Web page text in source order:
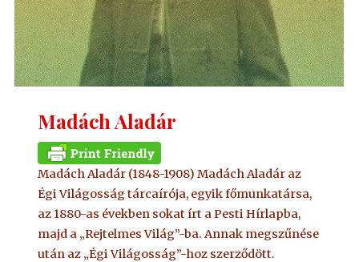
Madách Aladár
Madách Aladár (1848-1908) Madách Aladár az
Égi Világosság tárcaírója, egyik főmunkatársa,
az 1880-as években sokat írt a Pesti Hírlapba,
majd a „Rejtelmes Világ”-ba. Annak megszűnése
után az „Égi Világosság”-hoz szerződött.